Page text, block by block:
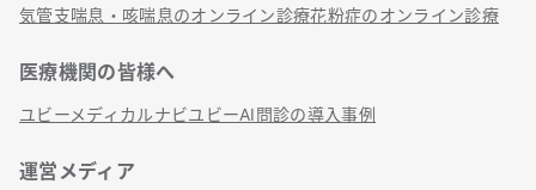
気管支喘息・咳喘息のオンライン診療花粉症のオンライン診療
医療機関の皆様へ
ユビーメディカルナビユビーAI問診の導入事例
運営メディア